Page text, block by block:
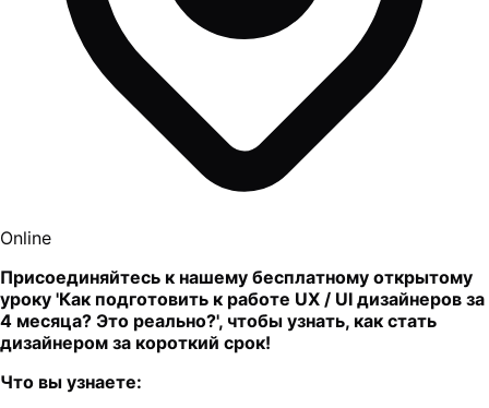
Online
Присоединяйтесь к нашему бесплатному открытому
уроку 'Как подготовить к работе UX / UI дизайнеров за
4 месяца? Это реально?', чтобы узнать, как стать
дизайнером за короткий срок!
Что вы узнаете: